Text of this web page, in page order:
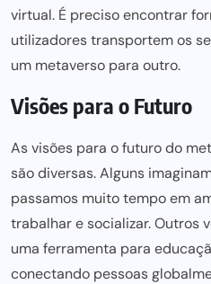
virtual. É preciso encontrar
utilizadores transportem os
um metaverso para outro.
Visões para o Futuro
As visões para o futuro do
são diversas. Alguns
passamos muito tempo em
trabalhar e socializar. Outros
uma ferramenta para
conectando pessoas